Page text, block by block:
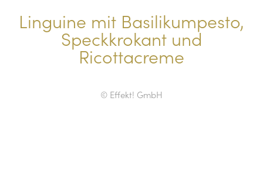
Linguine mit Basilikumpesto,
Speckkrokant und
Ricottacreme
© Effekt! GmbH